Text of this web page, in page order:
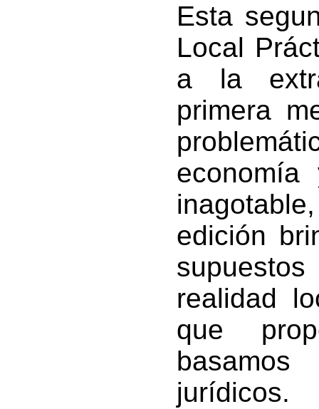
Esta
Local
a la
primera
edición
realidad
que
jurídicos.